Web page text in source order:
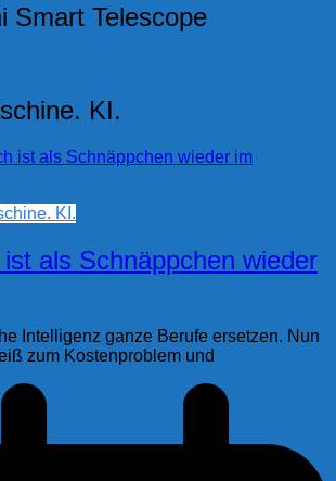
Smart Telescope
KI.
KI.
als Schnäppchen wieder
Intelligenz ganze Berufe ersetzen. Nun
zum Kostenproblem und